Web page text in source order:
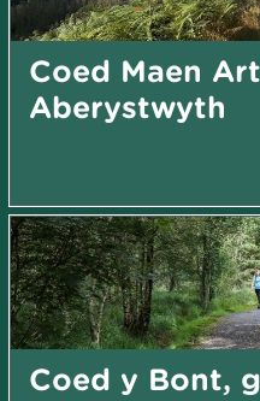
Coed Maen
Aberystwyth
Coed y Bont,